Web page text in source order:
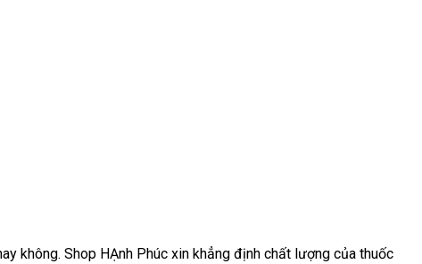
khôngnhập
. Shop HẠnh Phúc xin khẳng định chất lượng mới
của thuốc